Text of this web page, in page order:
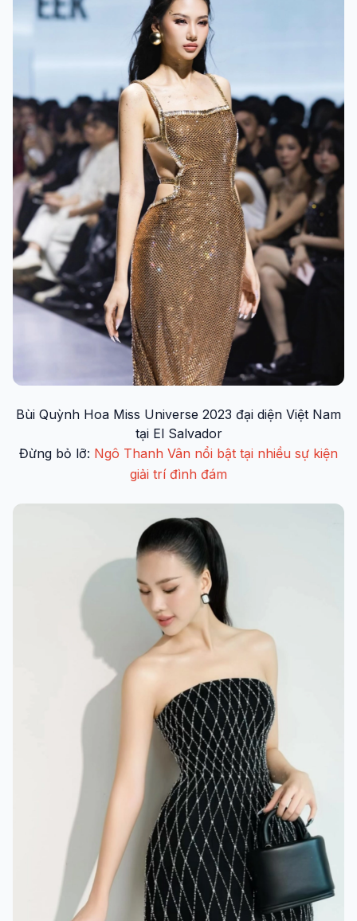
Bùi Quỳnh Hoa Miss Universe 2023 đại diện Việt Nam
tại El Salvador
Đừng bỏ lỡ: Ngô Thanh Vân nổi bật tại nhiều sự kiện
giải trí đình đám